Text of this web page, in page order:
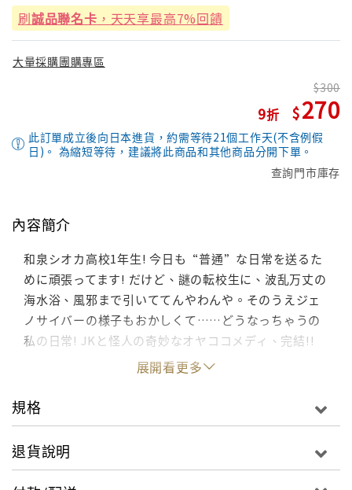
刷誠品聯名卡 ，天天享最高7%回饋
大量採購團購專區
9
300
270
此訂單成立後向日本進貨，約需等待21個工作天(不含例假
日)。 為縮短等待，建議將此商品和其他商品分開下單。
查詢門市庫存
內容簡介
和泉シオカ高校1年生! 今日も“普通”な日常を送るた
めに頑張ってます! だけど、謎の転校生に、波乱万丈の
海水浴、風邪まで引いててんやわんや。そのうえジェ
ノサイバーの様子もおかしくて……どうなっちゃうの
私の日常! JKと怪人の奇妙なオヤココメディ、完結!!
展開看更多
規格
退貨說明